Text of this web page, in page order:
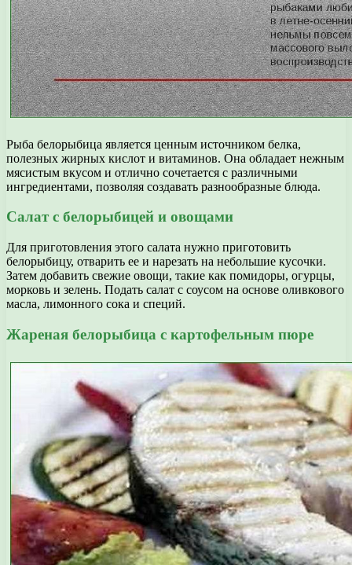
Рыба белорыбица является ценным источником белка,
полезных жирных кислот и витаминов. Она обладает нежным
мясистым вкусом и отлично сочетается с различными
ингредиентами, позволяя создавать разнообразные блюда.
Салат с белорыбицей и овощами
Для приготовления этого салата нужно приготовить
белорыбицу, отварить ее и нарезать на небольшие кусочки.
Затем добавить свежие овощи, такие как помидоры, огурцы,
морковь и зелень. Подать салат с соусом на основе оливкового
масла, лимонного сока и специй.
Жареная белорыбица с картофельным пюре